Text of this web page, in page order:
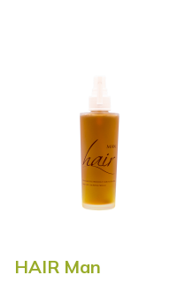
HAIR Man